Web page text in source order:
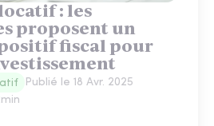
: les
proposent un
fiscal pour
Publié le 18 Avr. 2025
min